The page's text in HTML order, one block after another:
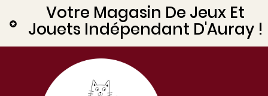

Votre Magasin De Jeux Et
Jouets Indépendant D'Auray !